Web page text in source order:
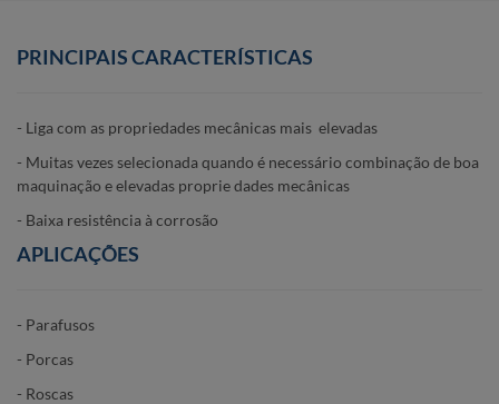
PRINCIPAIS CARACTERÍSTICAS
- Liga com as propriedades mecânicas mais elevadas
- Muitas vezes selecionada quando é necessário combinação de boa
maquinação e elevadas proprie­ dades mecânicas
- Baixa resistência à corrosão
APLICAÇÕES
- Parafusos
- Porcas
- Roscas